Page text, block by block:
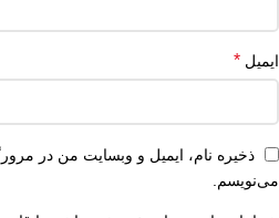
ایمیل *
ذخیره نام، ایمیل و وبسایت من در
می‌نویسم.